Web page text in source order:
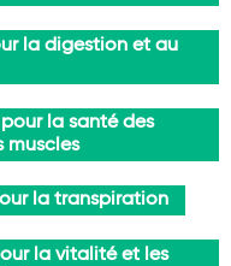
la digestion et au
la santé des
muscles
la transpiration
la vitalité et les